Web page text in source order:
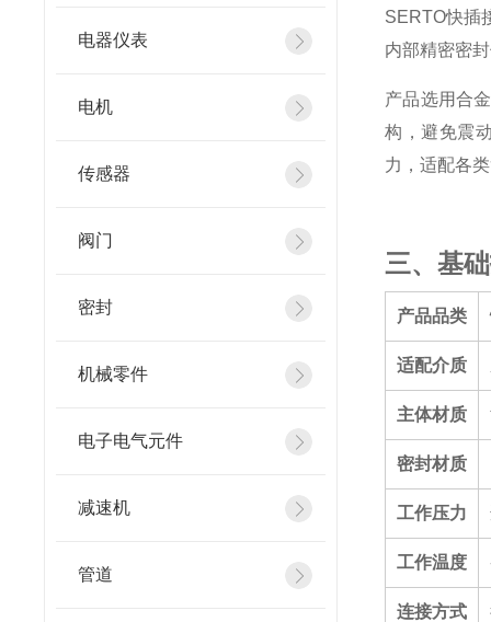
电器仪表
电机
传感器
阀门
密封
机械零件
电子电气元件
减速机
管道
SERTO快插
内部精密密
产品选用合
构，避免震
力，适配各
三、基
产品品类
适配介质
主体材质
密封材质
工作压力
工作温度
连接方式